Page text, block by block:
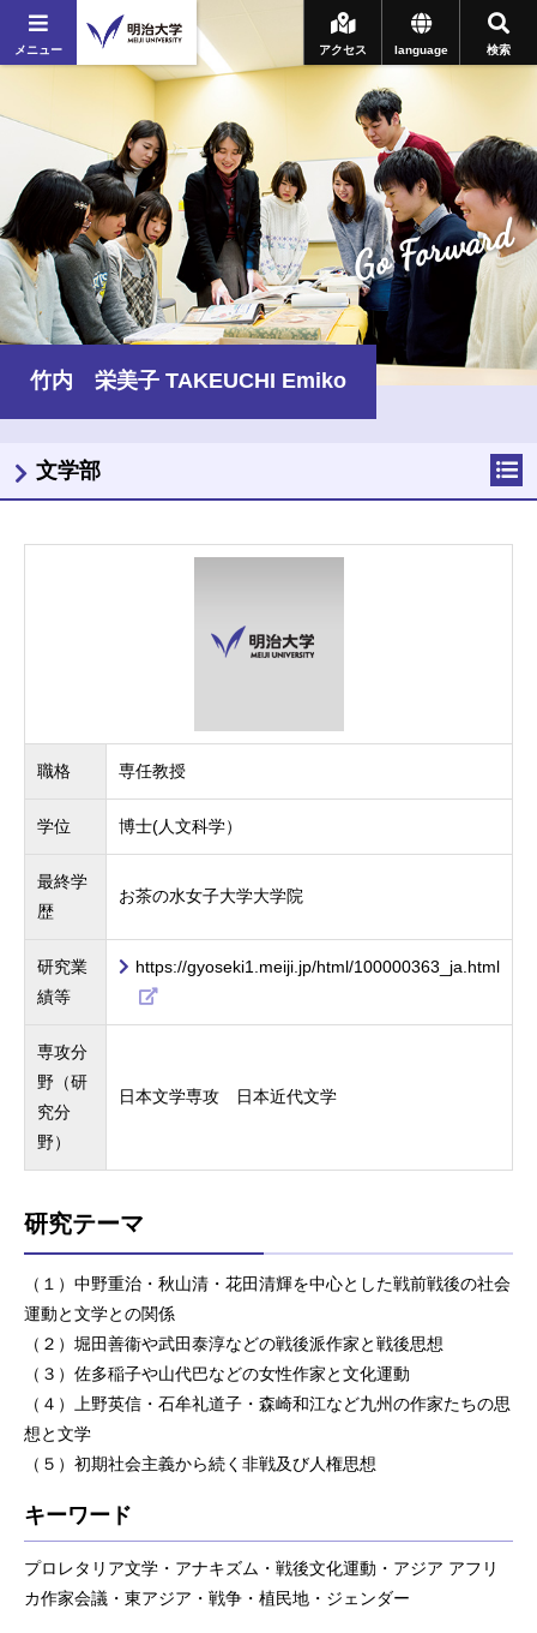
メニュー 検索
language
アクセス
Go Forward
竹内 栄美子 TAKEUCHI Emiko
職格 専任教授
学位 博士(人文科学）
最終学
歴
お茶の水女子大学大学院
研究業
績等
https://gyoseki1.meiji.jp/html/100000363_ja.html
専攻分
野（研
究分
野）
日本文学専攻 日本近代文学
研究テーマ
（１）中野重治・秋山清・花田清輝を中心とした戦前戦後の社会
運動と文学との関係
（２）堀田善衞や武田泰淳などの戦後派作家と戦後思想
（３）佐多稲子や山代巴などの女性作家と文化運動
（４）上野英信・石牟礼道子・森崎和江など九州の作家たちの思
想と文学
（５）初期社会主義から続く非戦及び人権思想
キーワード
プロレタリア文学・アナキズム・戦後文化運動・アジア アフリ
カ作家会議・東アジア・戦争・植民地・ジェンダー
文学部